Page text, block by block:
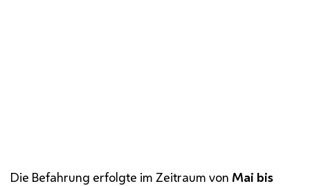
Die Befahrung erfolgte im Zeitraum von Mai bis